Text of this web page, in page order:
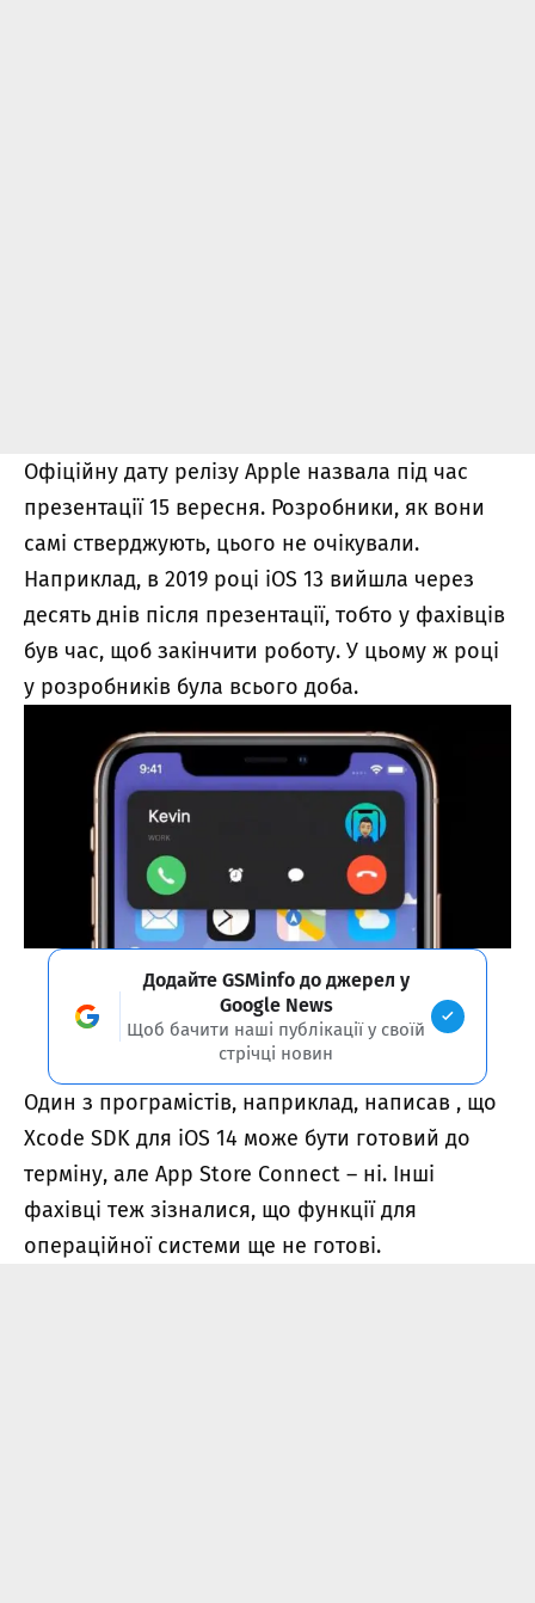
Офіційну дату релізу Apple назвала під час
презентації 15 вересня. Розробники, як вони
самі стверджують, цього не очікували.
Наприклад, в 2019 році iOS 13 вийшла через
десять днів після презентації, тобто у фахівців
був час, щоб закінчити роботу. У цьому ж році
у розробників була всього доба.
Додайте GSMinfo до джерел у
Google News
Щоб бачити наші публікації у своїй
стрічці новин
Один з програмістів, наприклад, написав , що
Xcode SDK для iOS 14 може бути готовий до
терміну, але App Store Connect – ні. Інші
фахівці теж зізналися, що функції для
операційної системи ще не готові.